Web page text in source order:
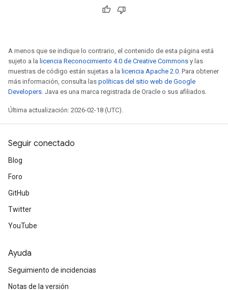
A menos que se indique lo contrario, el contenido de esta página está
sujeto a la licencia Reconocimiento 4.0 de Creative Commons y las
muestras de código están sujetas a la licencia Apache 2.0. Para obtener
más información, consulta las políticas del sitio web de Google
Developers. Java es una marca registrada de Oracle o sus afiliados.
Última actualización: 2026-02-18 (UTC).
Seguir conectado
Blog
Foro
GitHub
Twitter
YouTube
Ayuda
Seguimiento de incidencias
Notas de la versión